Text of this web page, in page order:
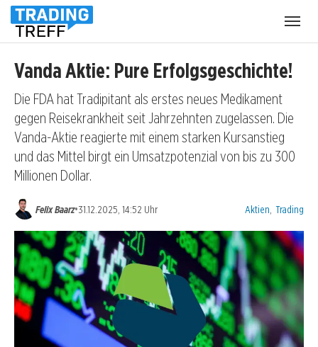
Vanda Aktie: Pure Erfolgsgeschichte!
Die FDA hat Tradipitant als erstes neues Medikament
gegen Reisekrankheit seit Jahrzehnten zugelassen. Die
Vanda-Aktie reagierte mit einem starken Kursanstieg
und das Mittel birgt ein Umsatzpotenzial von bis zu 300
Millionen Dollar.
Felix Baarz•31.12.2025, 14:52 Uhr Kategorien:
Aktien Trading